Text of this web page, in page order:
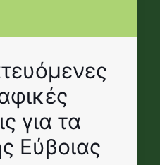
για τα
Εύβοιας